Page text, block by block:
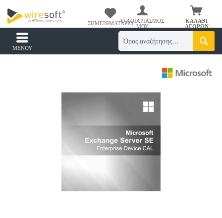
ΚΑΛΆΘΙ
ΑΓΟΡΏΝ
ΣΗΜΕΙΩΜΑΤΆΡΙΟΟ ΛΟΓΑΡΙΑΣΜΌΣ
ΜΟΥ
ΜΕΝΟΎ